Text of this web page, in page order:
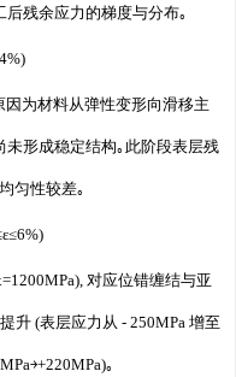
残余应力的梯度与分布｡
为材料从弹性变形向滑移主
形成稳定结构｡此阶段表层残
匀性较差｡
对应位错缠结与亚
升 (表层应力从 - 250MPa 增至
￫+220MPa)｡